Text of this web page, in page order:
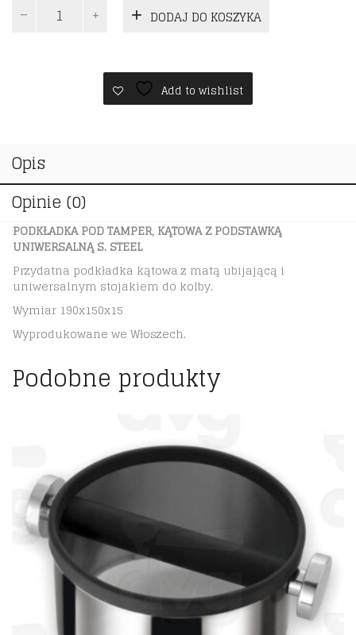
PODKŁADKA
DODAJ DO KOSZYKA
Add to wishlist
Opis
Opinie (0)
PODKŁADKA POD TAMPER, KĄTOWA Z PODSTAWKĄ
UNIWERSALNĄ S. STEEL
Przydatna podkładka kątowa z matą ubijającą i
uniwersalnym stojakiem do kolby.
Wymiar 190x150x15
Wyprodukowane we Włoszech.
Podobne produkty